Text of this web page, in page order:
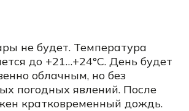
не будет. Температура
до +21…+24°C. День будет
облачным, но без
погодных явлений. После
кратковременный дождь.